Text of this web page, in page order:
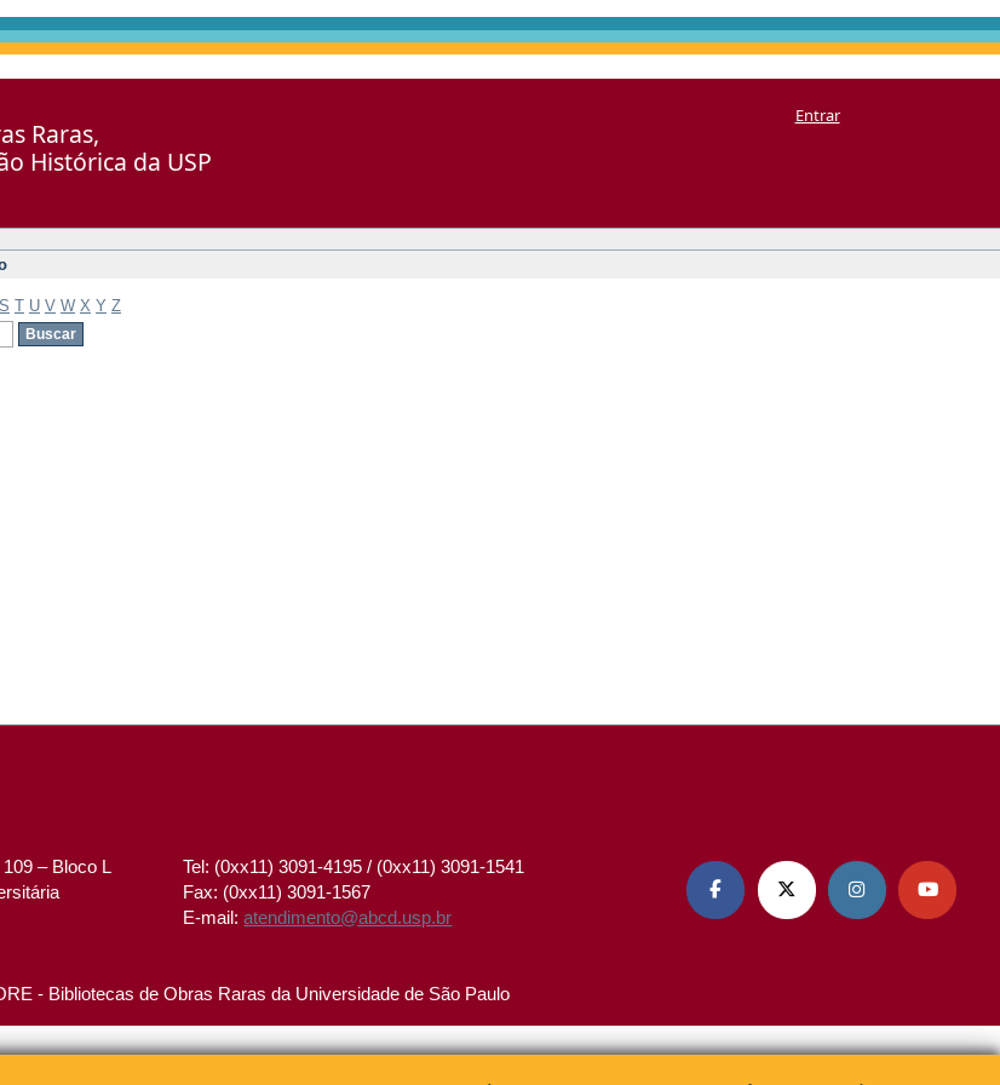
Raras,
Histórica da USP
Entrar
S T U V W X Y Z
– Bloco L
Tel: (0xx11) 3091-4195 / (0xx11) 3091-1541
Fax: (0xx11) 3091-1567
E-mail:atendimento@abcd.usp.br
   
- Bibliotecas de Obras Raras da Universidade de São Paulo